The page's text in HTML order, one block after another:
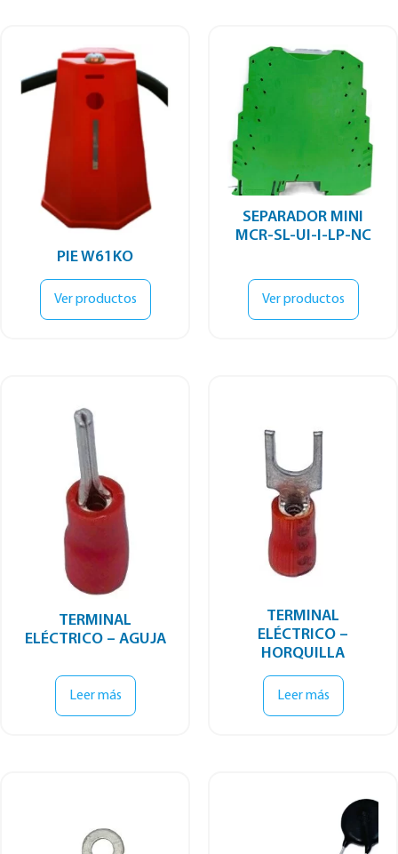
PIE W61KO
Ver productos
SEPARADOR MINI
MCR-SL-UI-I-LP-NC
Ver productos
TERMINAL
ELÉCTRICO – AGUJA
Leer más
TERMINAL
ELÉCTRICO –
HORQUILLA
Leer más